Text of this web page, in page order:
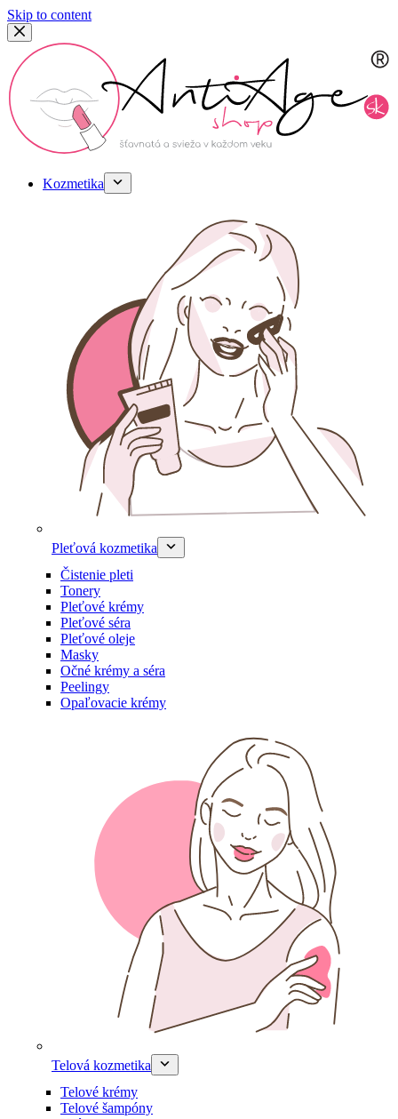
Skip to content
Kozmetika
Pleťová kozmetika
Čistenie pleti
Tonery
Pleťové krémy
Pleťové séra
Pleťové oleje
Masky
Očné krémy a séra
Peelingy
Opaľovacie krémy
Telová kozmetika
Telové krémy
Telové šampóny